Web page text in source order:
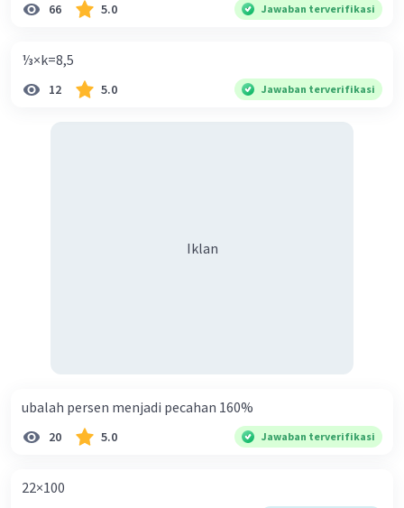
66 5.0 Jawaban terverifikasi
⅓×k=8,5
12 5.0 Jawaban terverifikasi
Iklan
ubalah persen menjadi pecahan 160%
20 5.0 Jawaban terverifikasi
22×100